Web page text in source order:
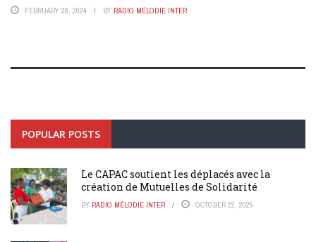
FEBRUARY 28, 2024 BY RADIO MÉLODIE INTER
POPULAR POSTS
Le CAPAC soutient les déplacés avec la
création de Mutuelles de Solidarité
BY RADIO MÉLODIE INTER OCTOBER 22, 2025